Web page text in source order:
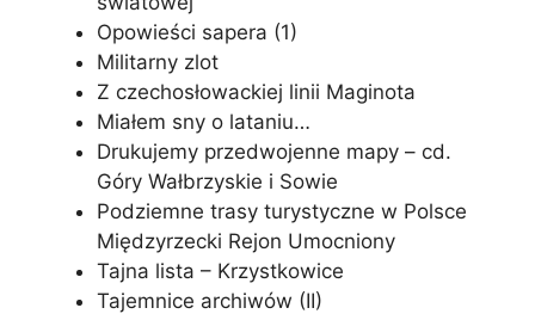
Opowieści sapera (1)
Militarny zlot
Z czechosłowackiej linii Maginota
Miałem sny o lataniu…
Drukujemy przedwojenne mapy – cd.
Góry Wałbrzyskie i Sowie
Podziemne trasy turystyczne w Polsce
Międzyrzecki Rejon Umocniony
Tajna lista – Krzystkowice
Tajemnice archiwów (II)